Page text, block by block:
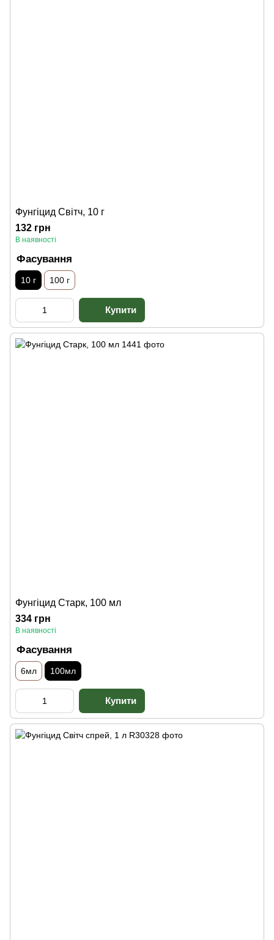
Фунгіцид Світч, 10 г
132 грн
В наявності
Фасування
10 г 100 г
Фунгіцид Старк, 100 мл
334 грн
В наявності
Фасування
6мл 100мл